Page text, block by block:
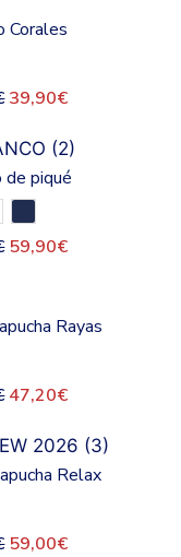
Corales
39,90€
piqué
59,90€
Rayas
47,20€
Relax
59,00€